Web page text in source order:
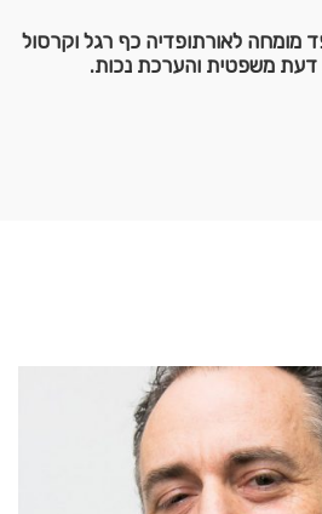
מומחה לאורתופדיה כף רגל וקרסול
דעת משפטית והערכת נכות.